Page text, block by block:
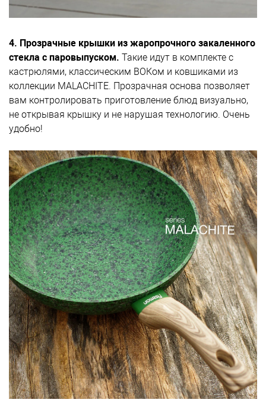
4. Прозрачные крышки из жаропрочного закаленного
стекла с паровыпуском. Такие идут в комплекте с
кастрюлями, классическим ВОКом и ковшиками из
коллекции MALACHITE. Прозрачная основа позволяет
вам контролировать приготовление блюд визуально,
не открывая крышку и не нарушая технологию. Очень
удобно!